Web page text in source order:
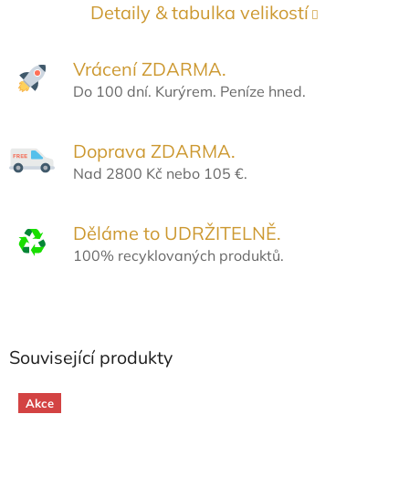
Detaily & tabulka velikostí
Vrácení ZDARMA.
Do 100 dní. Kurýrem. Peníze hned.
Doprava ZDARMA.
Nad 2800 Kč nebo 105 €.
Děláme to UDRŽITELNĚ.
100% recyklovaných produktů.
Související produkty
Akce